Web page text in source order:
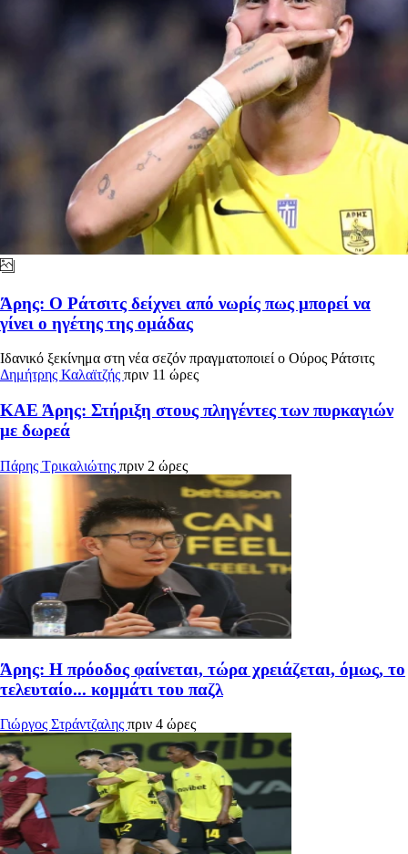
Άρης: Ο Ράτσιτς δείχνει από νωρίς πως μπορεί να
γίνει ο ηγέτης της ομάδας
Ιδανικό ξεκίνημα στη νέα σεζόν πραγματοποιεί ο Ούρος Ράτσιτς
Δημήτρης Καλαϊτζής πριν 11 ώρες
ΚΑΕ Άρης: Στήριξη στους πληγέντες των πυρκαγιών
με δωρεά
Πάρης Τρικαλιώτης πριν 2 ώρες
Άρης: Η πρόοδος φαίνεται, τώρα χρειάζεται, όμως, το
τελευταίο... κομμάτι του παζλ
Γιώργος Στράντζαλης πριν 4 ώρες